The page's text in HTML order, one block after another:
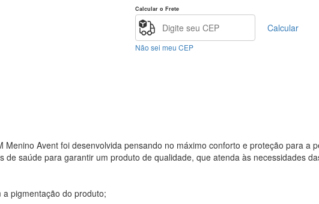
Calcular o Frete
Calcular
Não sei meu CEP
Menino Avent foi desenvolvida pensando no máximo conforto e proteção para a
de saúde para garantir um produto de qualidade, que atenda às necessidades
pigmentação do produto;